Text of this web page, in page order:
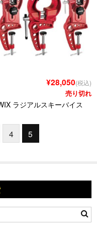
¥28,050(税込)
売り切れ
ラジアルスキーバイス
4 5